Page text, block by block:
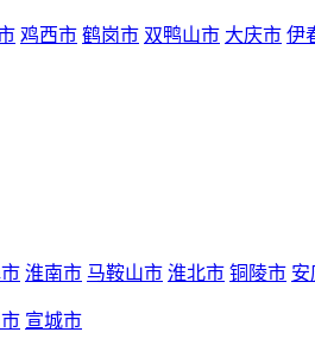
鸡西市 鹤岗市 双鸭山市 大庆市 伊
淮南市 马鞍山市 淮北市 铜陵市 安
宣城市